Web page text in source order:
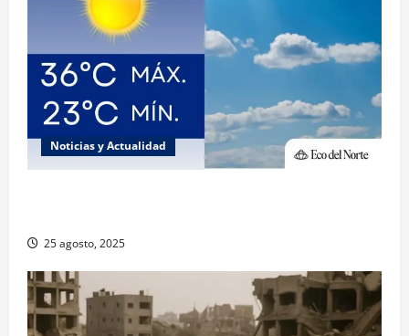
Noticias y Actualidad
25 agosto, 2025